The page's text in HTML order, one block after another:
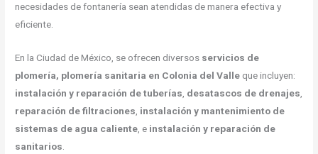
necesidades de fontanería sean atendidas de manera efectiva y
eficiente.
En la Ciudad de México, se ofrecen diversos servicios de
plomería, plomería sanitaria en Colonia del Valle que incluyen:
instalación y reparación de tuberías desatascos de drenajes
reparación de filtraciones instalación y mantenimiento de
sistemas de agua caliente , e instalación y reparación de
sanitarios